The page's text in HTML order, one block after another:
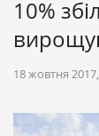
10%
18 жовтня